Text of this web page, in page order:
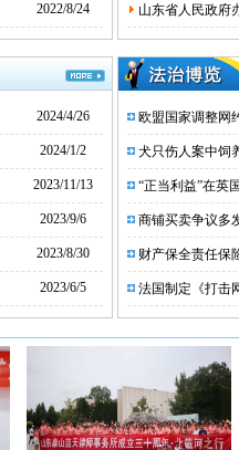
2022/8/24 山东省人民政府
2024/4/26
2024/1/2
2023/11/13
2023/9/6
2023/8/30
2023/6/5
欧盟国家调整网
犬只伤人案中饲
“正当利益”在英
商铺买卖争议多
财产保全责任保
法国制定《打击